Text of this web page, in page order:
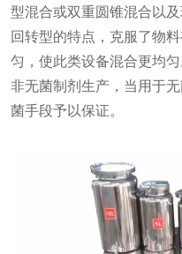
型混合或双重圆锥混合以
回转型的特点，克服了物
匀，使此类设备混合更均
非无菌制剂生产，当用于
菌手段予以保证。